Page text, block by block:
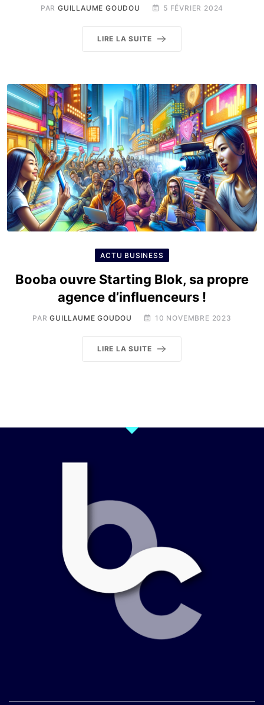
PARGUILLAUME GOUDOU 5 FÉVRIER 2024
LIRE LA SUITE
ACTU BUSINESS
Booba ouvre Starting Blok, sa propre
agence d’influenceurs !
PARGUILLAUME GOUDOU 10 NOVEMBRE 2023
LIRE LA SUITE